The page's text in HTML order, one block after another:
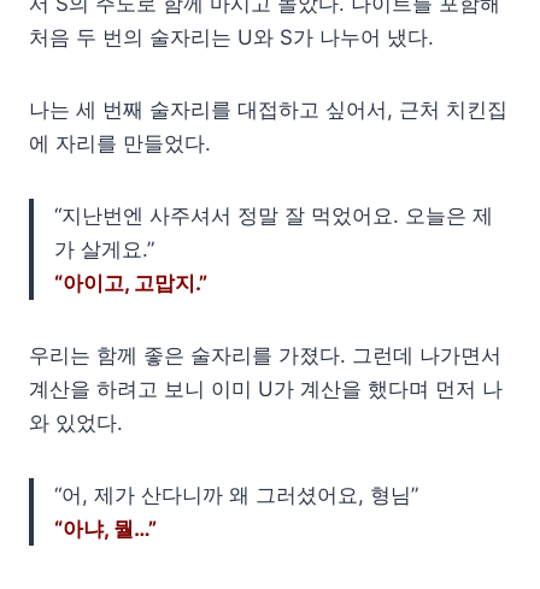
처음 두 번의 술자리는 U와 S가 나누어 냈다.
나는 세 번째 술자리를 대접하고 싶어서, 근처 치킨집
에 자리를 만들었다.
“지난번엔 사주셔서 정말 잘 먹었어요. 오늘은 제
가 살게요.”
“아이고, 고맙지.”
우리는 함께 좋은 술자리를 가졌다. 그런데 나가면서
계산을 하려고 보니 이미 U가 계산을 했다며 먼저 나
와 있었다.
“어, 제가 산다니까 왜 그러셨어요, 형님”
“아냐, 뭘…”